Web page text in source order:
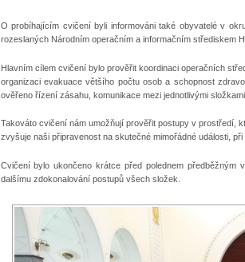
O probíhajícím cvičení byli informováni také obyvatelé v
rozeslaných Národním operačním a informačním střediskem
Hlavním cílem cvičení bylo prověřit koordinaci operačních
organizaci evakuace většího počtu osob a schopnost
ověřeno řízení zásahu, komunikace mezi jednotlivými
Takováto cvičení nám umožňují prověřit postupy v prostředí,
zvyšuje naši připravenost na skutečné mimořádné události,
Cvičení bylo ukončeno krátce před polednem
dalšímu zdokonalování postupů všech složek.